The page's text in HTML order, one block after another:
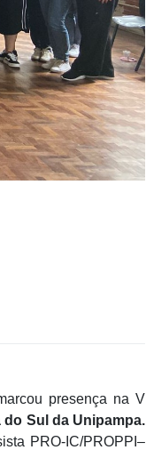
presença na V
Sul da Unipampa.
PRO-IC/PROPPI–